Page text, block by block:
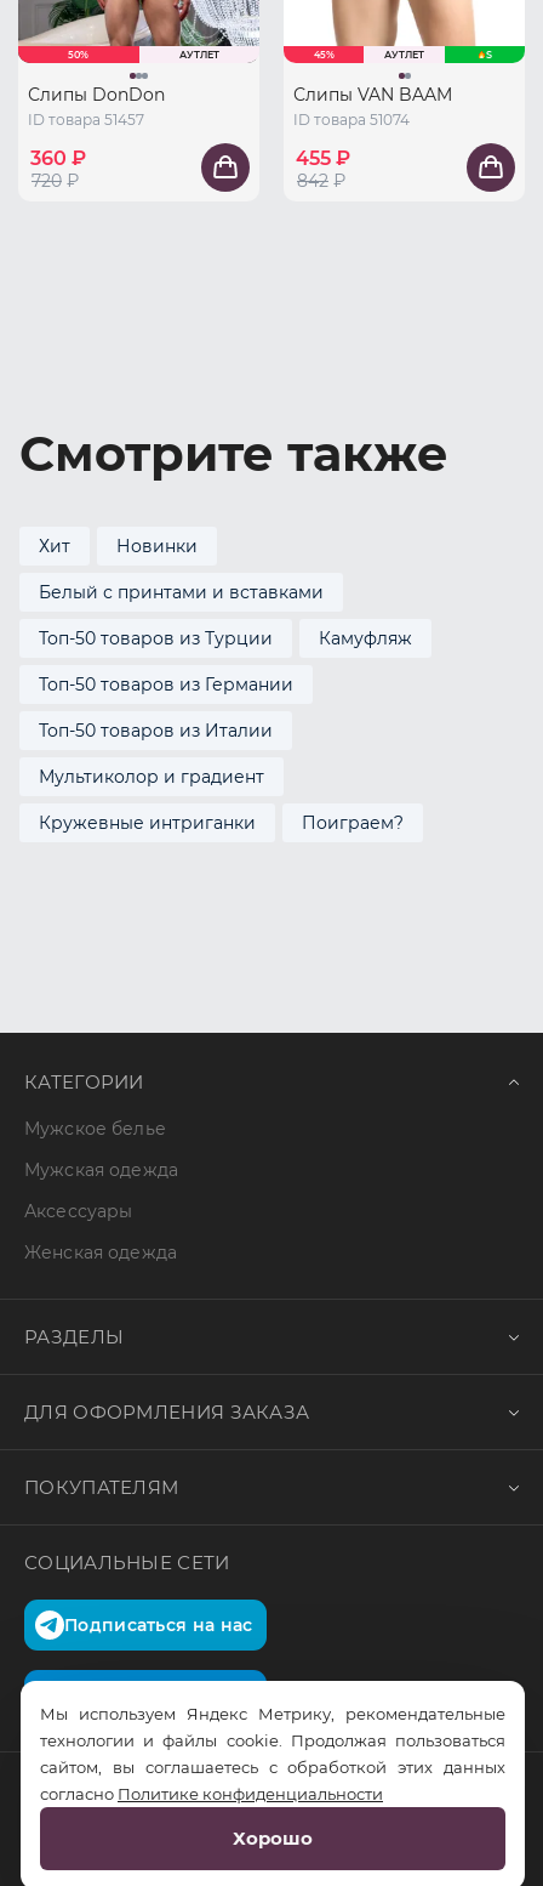
50% АУТЛЕТ
Слипы DonDon
ID товара 51457
360 ₽
720 ₽
45% АУТЛЕТ S
Слипы VAN BAAM
ID товара 51074
455 ₽
842 ₽
Смотрите также
Хит Новинки
Белый с принтами и вставками
Топ-50 товаров из Турции Камуфляж
Топ-50 товаров из Германии
Топ-50 товаров из Италии
Мультиколор и градиент
Кружевные интриганки Поиграем?
КАТЕГОРИИ
Мужское белье
Мужская одежда
Аксессуары
Женская одежда
РАЗДЕЛЫ
ДЛЯ ОФОРМЛЕНИЯ ЗАКАЗА
ПОКУПАТЕЛЯМ
СОЦИАЛЬНЫЕ СЕТИ
Подписаться на нас
© RusTrus. 2011-2026. Все права защищены
RS Digital
Мы используем Яндекс Метрику, рекомендательные
технологии и файлы cookie. Продолжая пользоваться
сайтом, вы соглашаетесь с обработкой этих данных
согласно Политике конфиденциальности
Хорошо